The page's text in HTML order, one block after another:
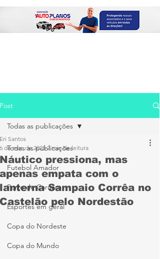
Post
Todas as publicações
Futebol Amador
Porto de Caruaru
Esportes em geral
Copa do Nordeste
Copa do Mundo
Todas as publicações
Náutico pressiona, mas
apenas empata com o
lanterna Sampaio Corrêa no
Castelão pelo Nordestão
Eri Santos
6 de mar. de 2025 2 min de leitura